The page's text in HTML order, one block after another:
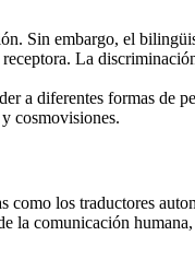
Sin embargo, el
La
a diferentes formas de
cosmovisiones.
los traductores
la comunicación